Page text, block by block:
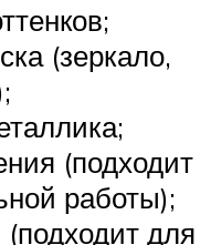
(зеркало,
(подходит
работы);
для